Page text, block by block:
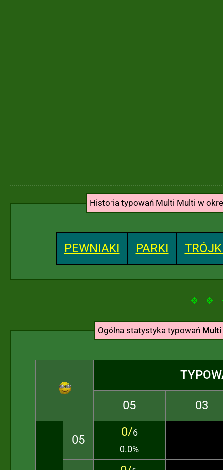
Historia typowań Multi Multi w
PEWNIAKI PARKI
Ogólna statystyka typowań Multi
05 03
05
0/6
0.0%